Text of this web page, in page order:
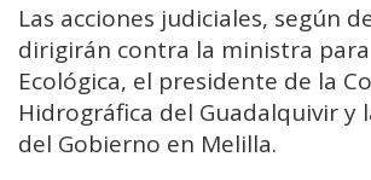
Las acciones judiciales, según
dirigirán contra la ministra
Ecológica, el presidente de la
Hidrográfica del Guadalquivir y
del Gobierno en Melilla.